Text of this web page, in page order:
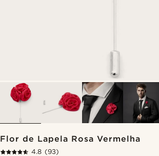
Flor de Lapela Rosa Vermelha
4.8 (93)